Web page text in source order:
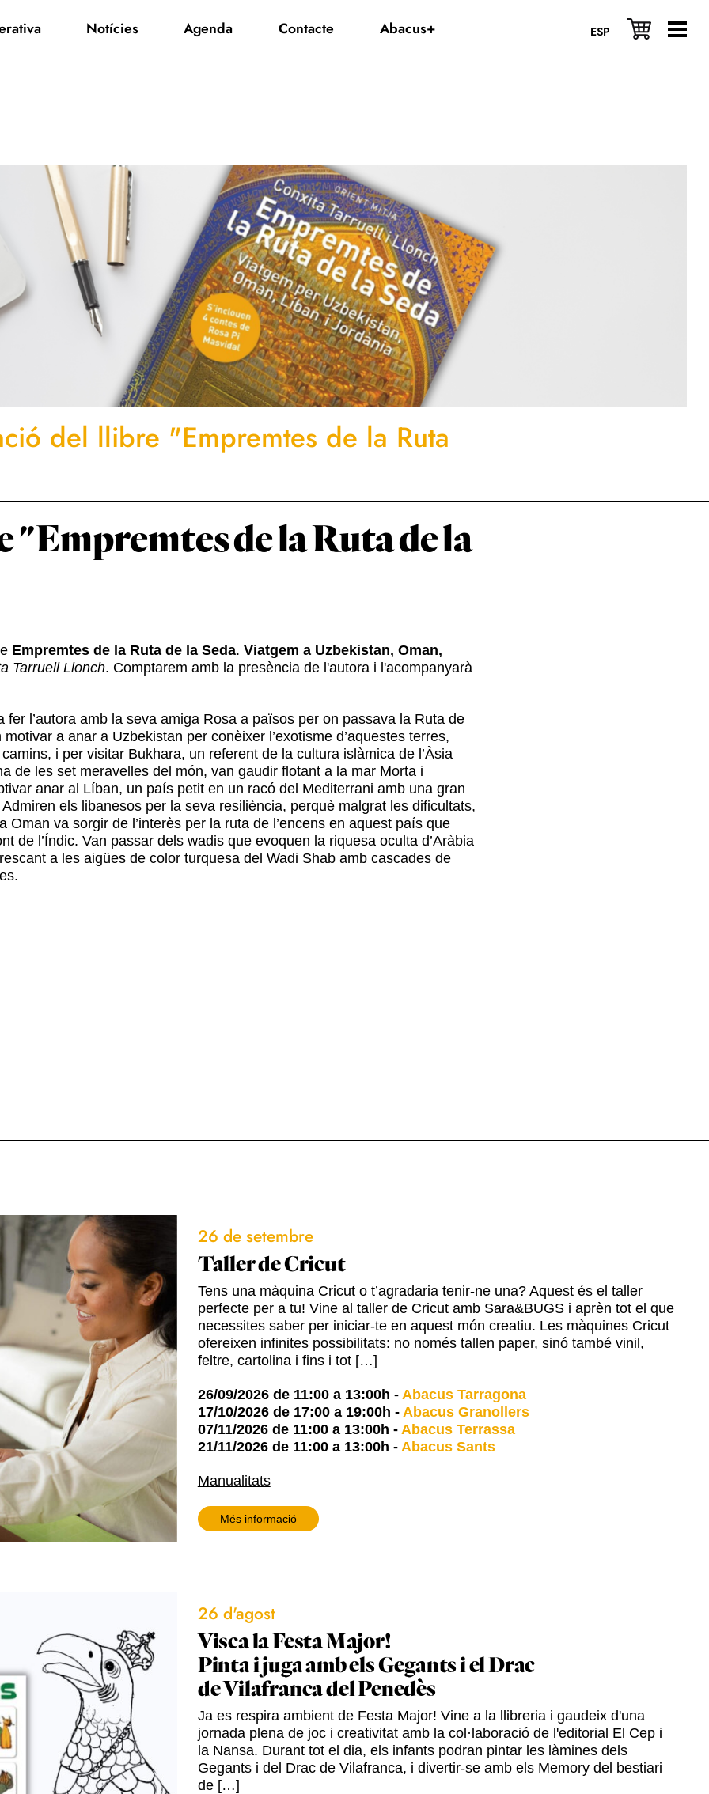
Notícies Agenda Contacte Abacus+ ESP
del llibre "Empremtes de la Ruta
de la Ruta de la
Empremtes de la Ruta de la Seda. Viatgem a Uzbekistan, Oman,
Tarruell Llonch. Comptarem amb la presència de l'autora i l'acompanyarà
l’autora amb la seva amiga Rosa a països per on passava la Ruta de
a anar a Uzbekistan per conèixer l’exotisme d’aquestes terres,
i per visitar Bukhara, un referent de la cultura islàmica de l’Àsia
de les set meravelles del món, van gaudir flotant a la mar Morta i
anar al Líban, un país petit en un racó del Mediterrani amb una gran
els libanesos per la seva resiliència, perquè malgrat les dificultats,
va sorgir de l’interès per la ruta de l’encens en aquest país que
de l’Índic. Van passar dels wadis que evoquen la riquesa oculta d’Aràbia
a les aigües de color turquesa del Wadi Shab amb cascades de
26 de setembre
Taller de Cricut
Tens una màquina Cricut o t’agradaria tenir-ne una? Aquest és el taller
perfecte per a tu! Vine al taller de Cricut amb Sara&BUGS i aprèn tot el que
necessites saber per iniciar-te en aquest món creatiu. Les màquines Cricut
ofereixen infinites possibilitats: no només tallen paper, sinó també vinil,
feltre, cartolina i fins i tot […]
26/09/2026 de 11:00 a 13:00h - Abacus Tarragona
17/10/2026 de 17:00 a 19:00h - Abacus Granollers
07/11/2026 de 11:00 a 13:00h - Abacus Terrassa
21/11/2026 de 11:00 a 13:00h - Abacus Sants
Manualitats
Més informació
26 d'agost
Visca la Festa Major!
Pinta i juga amb els Gegants i el Drac
de Vilafranca del Penedès
Ja es respira ambient de Festa Major! Vine a la llibreria i gaudeix d'una
jornada plena de joc i creativitat amb la col·laboració de l'editorial El Cep i
la Nansa. Durant tot el dia, els infants podran pintar les làmines dels
Gegants i del Drac de Vilafranca, i divertir-se amb els Memory del bestiari
de […]